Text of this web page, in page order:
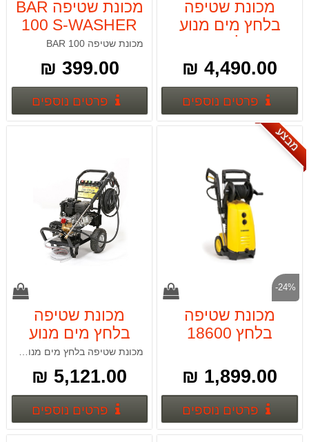
מכונת שטיפה
בלחץ מים מנוע
חשמל 2.2KW
4,490.00 ₪
פרטים נוספיםפרטים נוספים
מכונת שטיפה BAR
100 S-WASHER
מכונת שטיפה BAR 100
399.00 ₪
פרטים נוספים
מבצע
-24%
מכונת שטיפה
בלחץ 18600
WASHER
1,899.00 ₪
פרטים נוספיםפרטים נוספים
מכונת שטיפה
בלחץ מים מנוע
בנזין S-WASHER
190 BAR 18620
מכונת שטיפה בלחץ מים מנוע בנזין 190 BAR 18620
5,121.00 ₪
פרטים נוספים